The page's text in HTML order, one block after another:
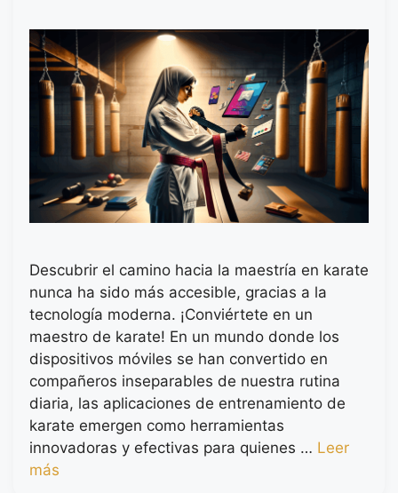
Descubrir el camino hacia la maestría en karate
nunca ha sido más accesible, gracias a la
tecnología moderna. ¡Conviértete en un
maestro de karate! En un mundo donde los
dispositivos móviles se han convertido en
compañeros inseparables de nuestra rutina
diaria, las aplicaciones de entrenamiento de
karate emergen como herramientas
innovadoras y efectivas para quienes … Leer
más